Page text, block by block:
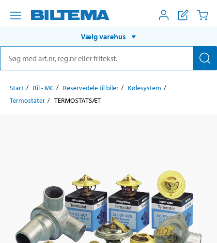
Vælg varehus
Start Bil - MC Reservedele til biler
Kølesystem
Termostater
TERMOSTATSÆT